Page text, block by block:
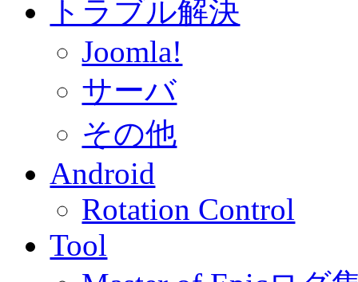
トラブル解決
Joomla!
サーバ
その他
Android
Rotation Control
Tool